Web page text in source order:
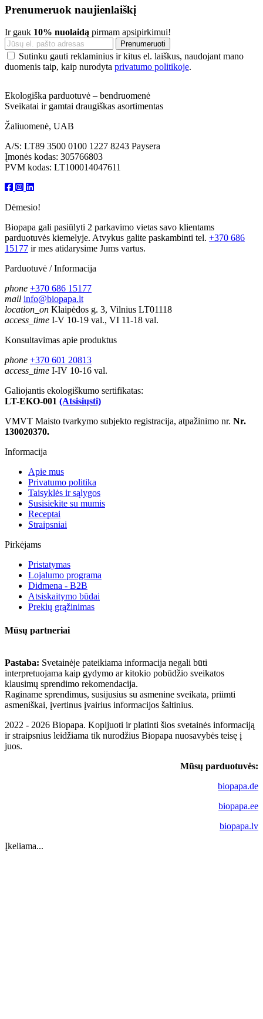
Prenumeruok naujienlaiškį
Ir gauk 10% nuolaidą pirmam apsipirkimui!
Sutinku gauti reklaminius ir kitus el. laiškus, naudojant mano
duomenis taip, kaip nurodyta privatumo politikoje.
Ekologiška parduotuvė – bendruomenė
Sveikatai ir gamtai draugiškas asortimentas
Žaliuomenė, UAB
A/S: LT89 3500 0100 1227 8243 Paysera
Įmonės kodas: 305766803
PVM kodas: LT100014047611
Dėmesio!
Biopapa gali pasiūlyti 2 parkavimo vietas savo klientams
parduotuvės kiemelyje. Atvykus galite paskambinti tel. +370 686
15177 ir mes atidarysime Jums vartus.
Parduotuvė / Informacija
phone +370 686 15177
mail info@biopapa.lt
location_on Klaipėdos g. 3, Vilnius LT01118
access_time I-V 10-19 val., VI 11-18 val.
Konsultavimas apie produktus
phone +370 601 20813
access_time I-IV 10-16 val.
Galiojantis ekologiškumo sertifikatas:
LT-EKO-001 (Atsisiųsti)
VMVT Maisto tvarkymo subjekto registracija, atpažinimo nr. Nr.
130020370.
Informacija
Apie mus
Privatumo politika
Taisyklės ir sąlygos
Susisiekite su mumis
Receptai
Straipsniai
Pirkėjams
Pristatymas
Lojalumo programa
Didmena - B2B
Atsiskaitymo būdai
Prekių grąžinimas
Mūsų partneriai
Pastaba: Svetainėje pateikiama informacija negali būti
interpretuojama kaip gydymo ar kitokio pobūdžio sveikatos
klausimų sprendimo rekomendacija.
Raginame sprendimus, susijusius su asmenine sveikata, priimti
asmeniškai, įvertinus įvairius informacijos šaltinius.
2022 - 2026 Biopapa. Kopijuoti ir platinti šios svetainės informaciją
ir straipsnius leidžiama tik nurodžius Biopapa nuosavybės teisę į
juos.
Mūsų parduotuvės:
biopapa.de
biopapa.ee
biopapa.lv
Įkeliama...